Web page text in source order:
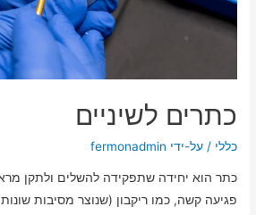
כתרים לשיניים
כללי / על-ידי fermonadmin
כתר הוא יחידה שתפקידה להשלים ולתקן
פגיעה קשה, כמו ריקבון (שנוצר מסיבות